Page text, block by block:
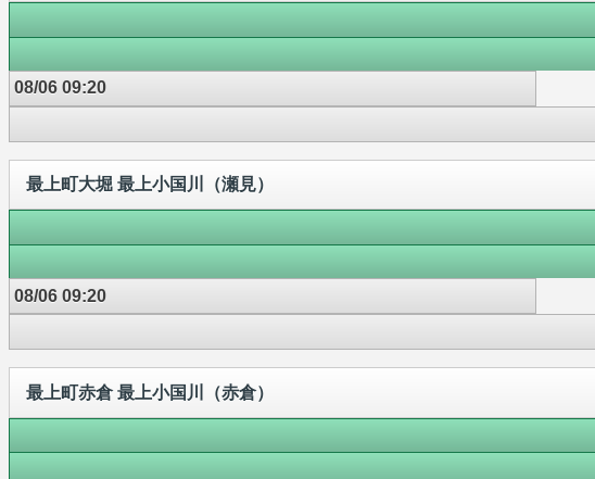
08/06 09:20
最上町大堀 最上小国川（瀬見）
08/06 09:20
最上町赤倉 最上小国川（赤倉）